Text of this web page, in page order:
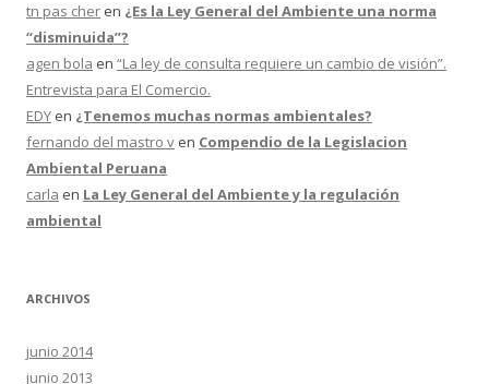
tn pas cher en ¿Es la Ley General del Ambiente una norma
“disminuida”?
agen bola en “La ley de consulta requiere un cambio de visión”.
Entrevista para El Comercio.
EDY en ¿Tenemos muchas normas ambientales?
fernando del mastro v en Compendio de la Legislacion
Ambiental Peruana
carla en La Ley General del Ambiente y la regulación
ambiental
ARCHIVOS
junio 2014
junio 2013